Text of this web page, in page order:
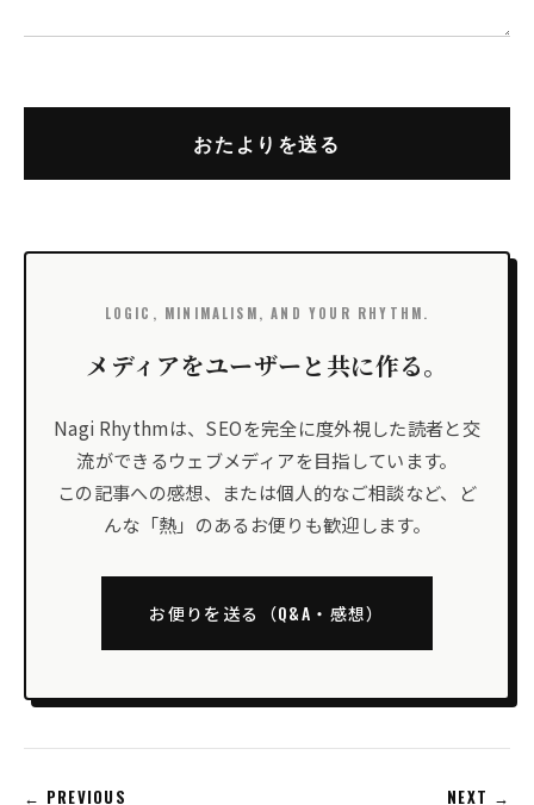
LOGIC, MINIMALISM, AND YOUR RHYTHM.
メディアをユーザーと共に作る。
Nagi Rhythmは、SEOを完全に度外視した読者と交
流ができるウェブメディアを目指しています。
この記事への感想、または個人的なご相談など、ど
んな「熱」のあるお便りも歓迎します。
お便りを送る（Q&A・感想）
← PREVIOUS NEXT →